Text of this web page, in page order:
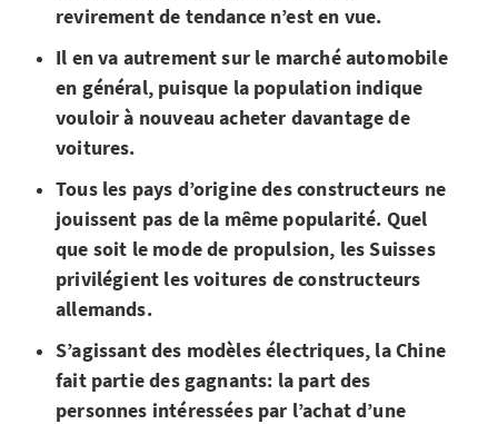
revirement de tendance n’est en vue.
Il en va autrement sur le marché automobile
en général, puisque la population indique
vouloir à nouveau acheter davantage de
voitures.
Tous les pays d’origine des constructeurs ne
jouissent pas de la même popularité. Quel
que soit le mode de propulsion, les Suisses
privilégient les voitures de constructeurs
allemands.
S’agissant des modèles électriques, la Chine
fait partie des gagnants: la part des
personnes intéressées par l’achat d’une